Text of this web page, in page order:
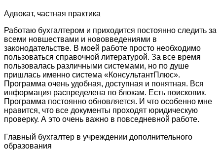
Адвокат, частная практика
Работаю бухгалтером и приходится постоянно следить за
всеми новшествами и нововведениями в
законодательстве. В моей работе просто необходимо
пользоваться справочной литературой. За все время
пользовалась различными системами, но по душе
пришлась именно система «КонсультантПлюс».
Программа очень удобная, доступная и понятная. Вся
информация распределена по блокам. Есть поисковик.
Программа постоянно обновляется. И что особенно мне
нравится, что все документы проходят юридическую
проверку. А это очень важно в повседневной работе.
Главный бухгалтер в учреждении дополнительного
образования